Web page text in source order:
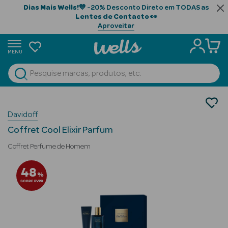
Dias Mais Wells!💙 -20% Desconto Direto em TODAS as
Lentes de Contacto👀
Aproveitar
MENU
Ver Tudo
Beauty Season
Cabelo
Profissional
Beauty Season
Cosmética
Coffrets
Coffrets de Homem
Davidoff
Coffret Cool Elixir Parfum
Coffret Perfume de Homem
48%
SOBRE PVPR